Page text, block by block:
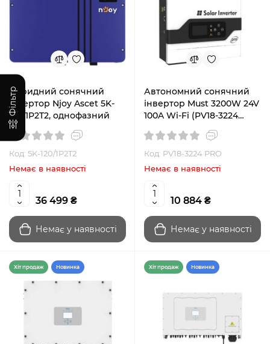
Фільтр
Гібридний сонячний
інвертор Njoy Ascet 5K-
120/1P2T2, однофазний
Код: 5K-120/1P2T2
Немає в наявності
36 499 ₴
Немає у наявності
Автономний сонячний
інвертор Must 3200W 24V
100A Wi-Fi (PV18-3224
Код: PV18-3224 PRO
Немає в наявності
10 884 ₴
Немає у наявності
Хiт продаж Новинка Хiт продаж Новинка